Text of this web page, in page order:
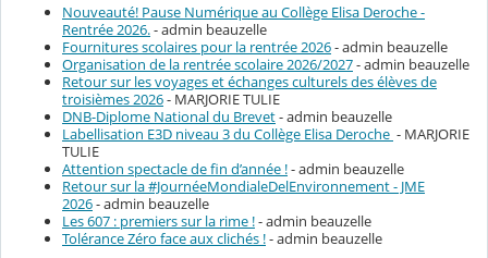
Nouveauté! Pause Numérique au Collège Elisa Deroche -
Rentrée 2026.- admin beauzelle
Fournitures scolaires pour la rentrée 2026- admin beauzelle
Organisation de la rentrée scolaire 2026/2027- admin beauzelle
Retour sur les voyages et échanges culturels des élèves de
troisièmes 2026- MARJORIE TULIE
DNB-Diplome National du Brevet- admin beauzelle
Labellisation E3D niveau 3 du Collège Elisa Deroche - MARJORIE
TULIE
Attention spectacle de fin d’année !- admin beauzelle
Retour sur la #JournéeMondialeDelEnvironnement - JME
2026- admin beauzelle
Les 607 : premiers sur la rime !- admin beauzelle
Tolérance Zéro face aux clichés !- admin beauzelle